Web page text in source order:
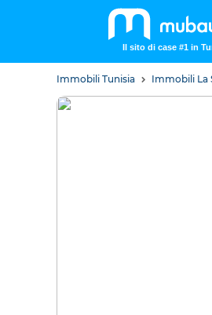
Il sito di case #1 in
Immobili Tunisia Immobili La